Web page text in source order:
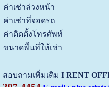
ค่าเช่าล่วงหน้า
ค่าเช่าที่จอดรถ
ค่าติดตั้งโทรศัพท์
ขนาดพื้นที่ให้เช่า
สอบถามเพิ่มเติม I RENT